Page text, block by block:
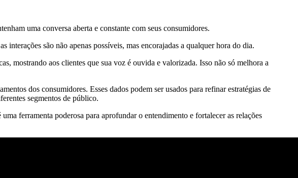
uma conversa aberta e constante com seus consumidores.
são não apenas possíveis, mas encorajadas a qualquer hora do dia.
mostrando aos clientes que sua voz é ouvida e valorizada. Isso não só melhora a
dos consumidores. Esses dados podem ser usados para refinar estratégias de
segmentos de público.
ferramenta poderosa para aprofundar o entendimento e fortalecer as relações